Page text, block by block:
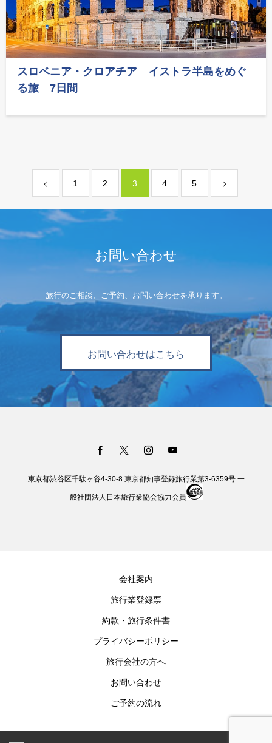
スロベニア・クロアチア イストラ半島をめぐ
る旅 7日間
1 2 3 4 5
お問い合わせ
旅行のご相談、ご予約、お問い合わせを承ります。
お問い合わせはこちら
東京都渋谷区千駄ヶ谷4-30-8 東京都知事登録旅行業第3-6359号 一
般社団法人日本旅行業協会協力会員
会社案内
旅行業登録票
約款・旅行条件書
プライバシーポリシー
旅行会社の方へ
お問い合わせ
ご予約の流れ